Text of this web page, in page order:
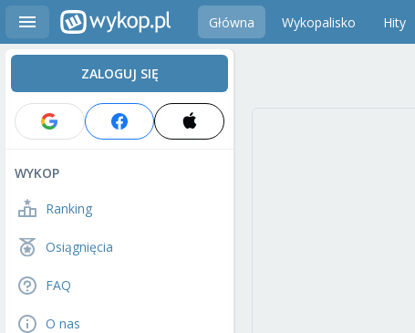
Główna Wykopalisko Hity
ZALOGUJ SIĘ
WYKOP
Ranking
Osiągnięcia
FAQ
O nas